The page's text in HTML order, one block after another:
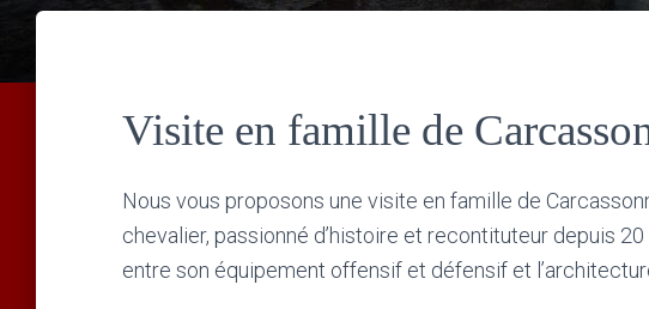
Visite en famille de
Nous vous proposons une visite en famille de
chevalier, passionné d’histoire et recontituteur depuis
entre son équipement offensif et défensif et